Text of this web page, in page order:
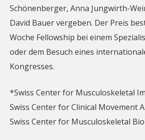
Schönenberger, Anna Jungwirth-
David Bauer vergeben. Der Preis
Woche Fellowship bei einem
oder dem Besuch eines
Kongresses.
*Swiss Center for Musculoskeletal
Swiss Center for Clinical Movement
Swiss Center for Musculoskeletal